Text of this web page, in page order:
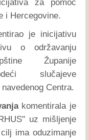
za pomoć
i Hercegovine.
je inicijativu
o održavanju
Županije
slučajeve
Centra.
komentirala je
uz mišljenje
ima oduzimanje